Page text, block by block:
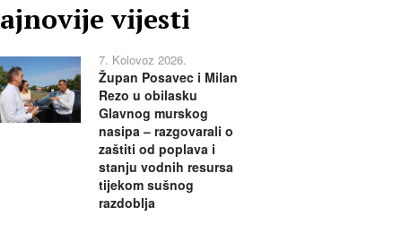
vijesti
7. Kolovoz 2026.
Župan Posavec i Milan
Rezo u obilasku
Glavnog murskog
nasipa – razgovarali o
zaštiti od poplava i
stanju vodnih resursa
tijekom sušnog
razdoblja